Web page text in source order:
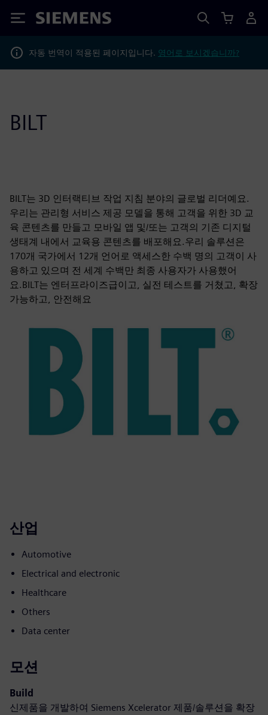
Siemens
자동 번역이 적용된 페이지입니다. 영어로 보시겠습니까?
BILT
BILT는 3D 인터랙티브 작업 지침 분야의 글로벌 리더예요.
우리는 관리형 서비스 제공 모델을 통해 고객을 위한 3D 교
육 콘텐츠를 만들고 모바일 앱 및/또는 고객의 기존 디지털
생태계 내에서 교육용 콘텐츠를 배포해요.우리 솔루션은
170개 국가에서 12개 언어로 액세스한 수백 명의 고객이 사
용하고 있으며 전 세계 수백만 최종 사용자가 사용했어
요.BILT는 엔터프라이즈급이고, 실전 테스트를 거쳤고, 확장
가능하고, 안전해요
산업
Automotive
Electrical and electronic
Healthcare
Others
Data center
모션
Build
신제품을 개발하여 Siemens Xcelerator 제품/솔루션을 확장